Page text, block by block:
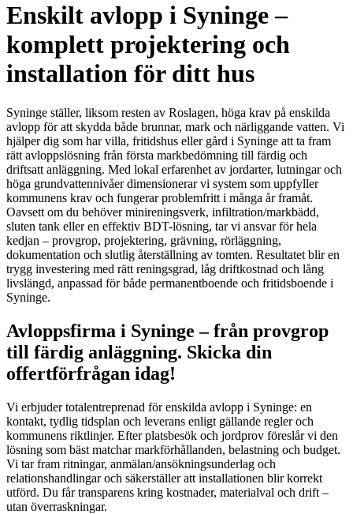
Enskilt avlopp i Syninge –
komplett projektering och
installation för ditt hus
Syninge ställer, liksom resten av Roslagen, höga krav på enskilda
avlopp för att skydda både brunnar, mark och närliggande vatten. Vi
hjälper dig som har villa, fritidshus eller gård i Syninge att ta fram
rätt avloppslösning från första markbedömning till färdig och
driftsatt anläggning. Med lokal erfarenhet av jordarter, lutningar och
höga grundvattennivåer dimensionerar vi system som uppfyller
kommunens krav och fungerar problemfritt i många år framåt.
Oavsett om du behöver minireningsverk, infiltration/markbädd,
sluten tank eller en effektiv BDT-lösning, tar vi ansvar för hela
kedjan – provgrop, projektering, grävning, rörläggning,
dokumentation och slutlig återställning av tomten. Resultatet blir en
trygg investering med rätt reningsgrad, låg driftkostnad och lång
livslängd, anpassad för både permanentboende och fritidsboende i
Syninge.
Avloppsfirma i Syninge – från provgrop
till färdig anläggning. Skicka din
offertförfrågan idag!
Vi erbjuder totalentreprenad för enskilda avlopp i Syninge: en
kontakt, tydlig tidsplan och leverans enligt gällande regler och
kommunens riktlinjer. Efter platsbesök och jordprov föreslår vi den
lösning som bäst matchar markförhållanden, belastning och budget.
Vi tar fram ritningar, anmälan/ansökningsunderlag och
relationshandlingar och säkerställer att installationen blir korrekt
utförd. Du får transparens kring kostnader, materialval och drift –
utan överraskningar.